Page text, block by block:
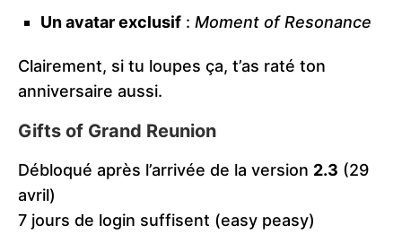
Un avatar exclusif : Moment of Resonance
Clairement, si tu loupes ça, t’as raté ton
anniversaire aussi.
Gifts of Grand Reunion
Débloqué après l’arrivée de la version 2.3 (29
avril)
7 jours de login suffisent (easy peasy)